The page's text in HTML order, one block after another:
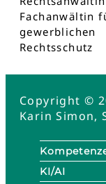
Fachanwältin
gewerblichen
Rechtsschutz
Copyright ©
Karin Simon,
KI/AI